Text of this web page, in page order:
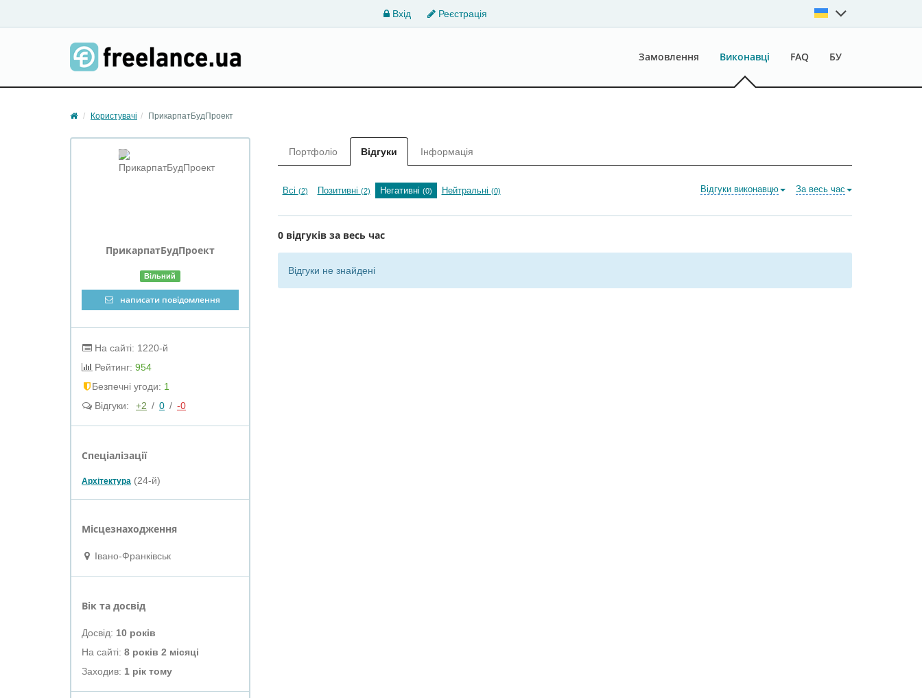
Вхід Реєстрація
Замовлення Виконавці FAQ БУ
Користувачі ПрикарпатБудПроект
ПрикарпатБудПроект
Вільний
написати повідомлення
На сайті: 1220-й
Рейтинг: 954
Безпечні угоди: 1
Відгуки:
+2 / 0 / -0
Спеціалізації
Архітектура (24-й)
Місцезнаходження
Івано-Франківськ
Вік та досвід
Досвід: 10 років
На сайті: 8 років 2 місяці
Заходив: 1 рік тому
Портфоліо Відгуки Інформація
Всі (2) Позитивні (2) Негативні (0) Нейтральні (0) За весь час
Відгуки виконавцю
0 відгуків за весь час
Відгуки не знайдені